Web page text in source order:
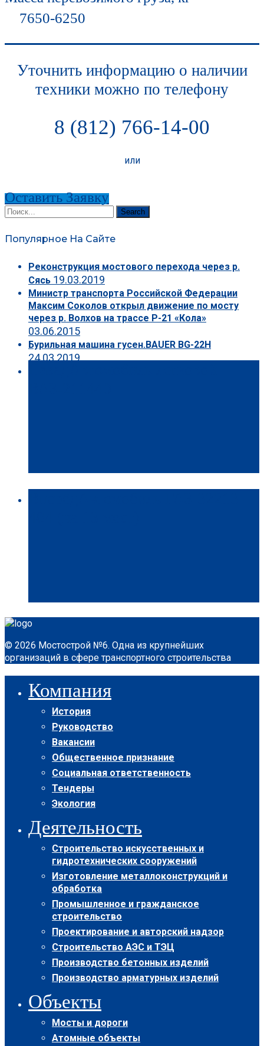
7650-6250
Уточнить информацию о наличии
техники можно по телефону
8 (812) 766-14-00
или
Оставить Заявку
Search
Популярное На Сайте
Реконструкция мостового перехода через р.
Сясь 19.03.2019
Министр транспорта Российской Федерации
Максим Соколов открыл движение по мосту
через р. Волхов на трассе Р-21 «Кола»
03.06.2015
Бурильная машина гусен.BAUER BG-22H
24.03.2019
© 2026 Мостострой №6. Одна из крупнейших
организаций в сфере транспортного строительства
Компания
История
Руководство
Вакансии
Общественное признание
Социальная ответственность
Тендеры
Экология
Деятельность
Строительство искусственных и
гидротехнических сооружений
Изготовление металлоконструкций и
обработка
Промышленное и гражданское
строительство
Проектирование и авторский надзор
Строительство АЭС и ТЭЦ
Производство бетонных изделий
Производство арматурных изделий
Объекты
Мосты и дороги
Атомные объекты